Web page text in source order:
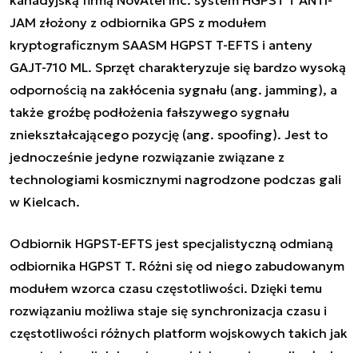
JAM złożony z odbiornika GPS z modułem
kryptograficznym SAASM HGPST T-EFTS i anteny
GAJT-710 ML. Sprzęt charakteryzuje się bardzo wysoką
odpornością na zakłócenia sygnału (ang. jamming), a
także groźbę podłożenia fałszywego sygnału
zniekształcającego pozycję (ang. spoofing). Jest to
jednocześnie jedyne rozwiązanie związane z
technologiami kosmicznymi nagrodzone podczas gali
w Kielcach.
Odbiornik HGPST-EFTS jest specjalistyczną odmianą
odbiornika HGPST T. Różni się od niego zabudowanym
modułem wzorca czasu częstotliwości. Dzięki temu
rozwiązaniu możliwa staje się synchronizacja czasu i
częstotliwości różnych platform wojskowych takich jak